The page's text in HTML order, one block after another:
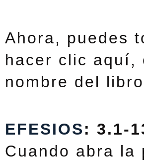
Ahora, puedes
hacer clic aquí,
nombre del
EFESIOS: 3.1-
Cuando abra la